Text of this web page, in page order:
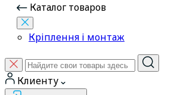
Каталог товаров
Кріплення і монтаж
Клиенту